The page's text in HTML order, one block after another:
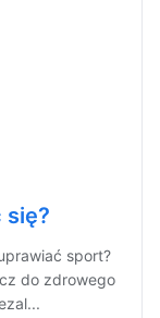
się?
sport?
do zdrowego